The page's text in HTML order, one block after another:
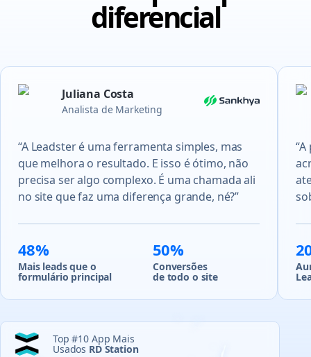
diferencial
Juliana Costa
Analista de Marketing
“A Leadster é uma ferramenta simples, mas
que melhora o resultado. E isso é ótimo, não
precisa ser algo complexo. É uma chamada ali
no site que faz uma diferença grande, né?”
48%
Mais leads que o
formulário principal
50%
Conversões
de todo o site
Top #10 App Mais
Usados RD Station